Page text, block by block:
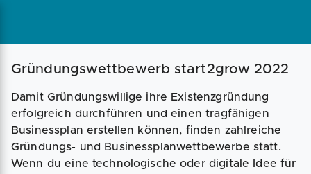
Magazin Businessplan Fördermittel
Angebote
Gründungswettbewerb start2grow 2022
Damit Gründungswillige ihre Existenzgründung
erfolgreich durchführen und einen tragfähigen
Businessplan erstellen können, finden zahlreiche
Gründungs- und Businessplanwettbewerbe statt.
Wenn du eine technologische oder digitale Idee für